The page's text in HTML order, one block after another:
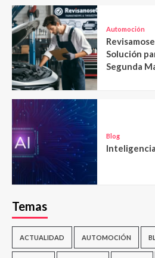
Automoción
Solución
Segunda
Blog
Temas
ACTUALIDAD AUTOMOCIÓN